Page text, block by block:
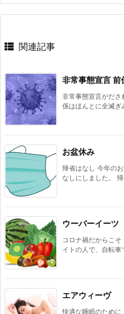
関連記事
非常事態宣言 前
非常事態宣言がだ
係はほんとに全滅
お盆休み
帰省はなし 今年の
なしにしました。
ウーバーイーツ
コロナ禍だからこ
イトの人で、自転
エアウィーヴ
快適な睡眠のために